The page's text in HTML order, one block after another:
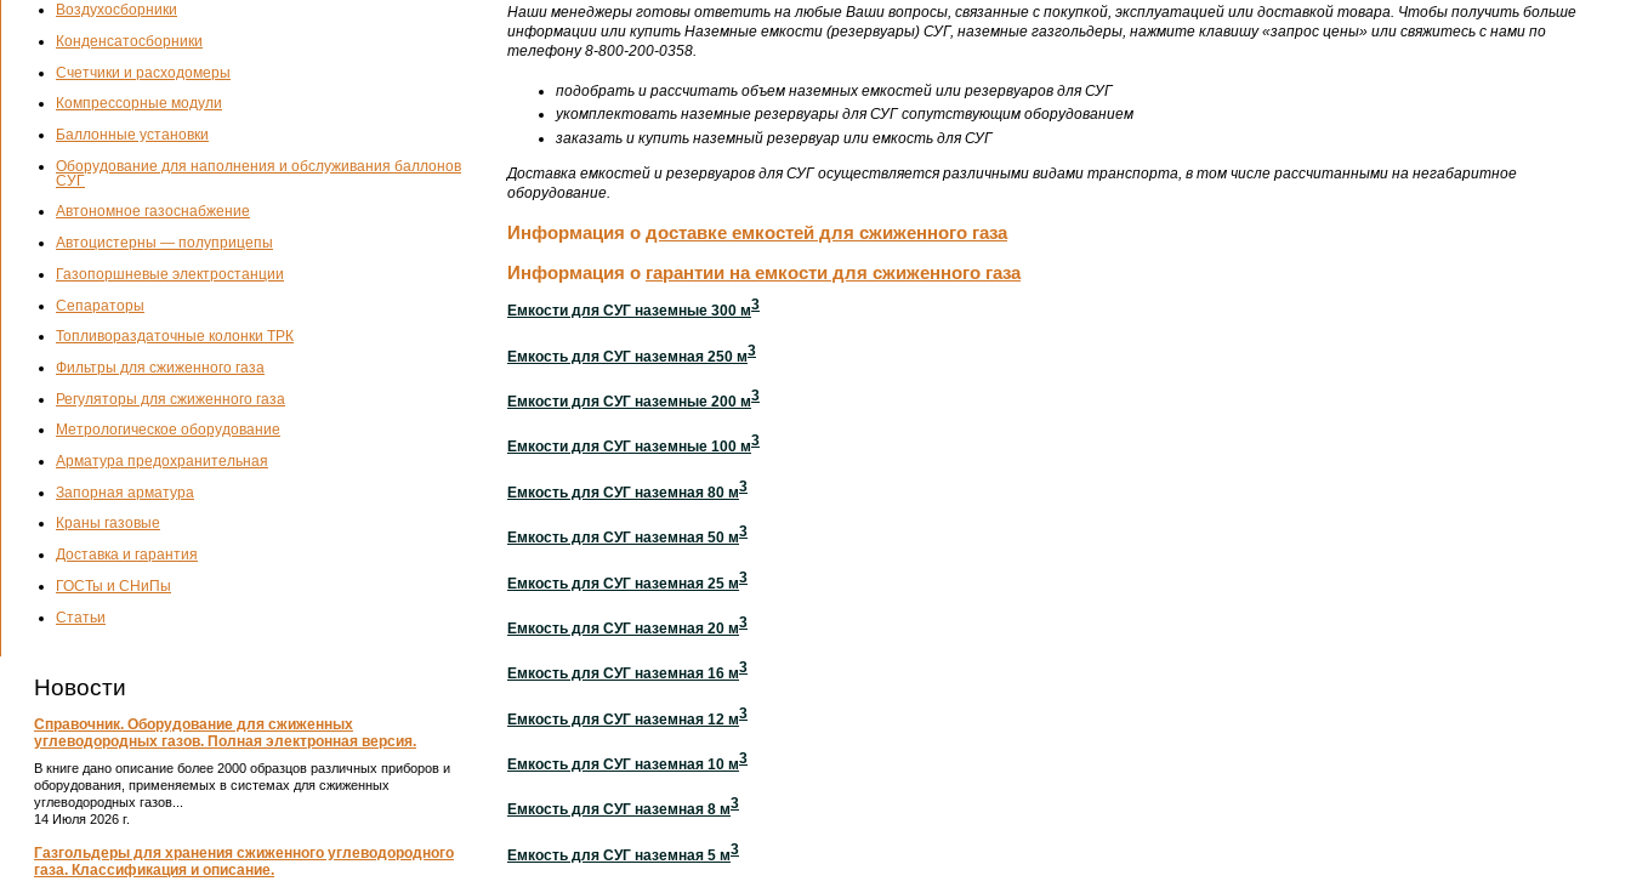
Воздухосборники
Конденсатосборники
Счетчики и расходомеры
Компрессорные модули
Баллонные установки
Оборудование для наполнения и обслуживания баллонов
СУГ
Автономное газоснабжение
Автоцистерны — полуприцепы
Газопоршневые электростанции
Сепараторы
Топливораздаточные колонки ТРК
Фильтры для сжиженного газа
Регуляторы для сжиженного газа
Метрологическое оборудование
Арматура предохранительная
Запорная арматура
Краны газовые
Доставка и гарантия
ГОСТы и СНиПы
Статьи
Новости
Справочник. Оборудование для сжиженных
углеводородных газов. Полная электронная версия.
В книге дано описание более 2000 образцов различных приборов и
оборудования, применяемых в системах для сжиженных
углеводородных газов...
14 Июля 2026 г.
Газгольдеры для хранения сжиженного углеводородного
газа. Классификация и описание.
Наши менеджеры готовы ответить на любые Ваши вопросы, связанные с покупкой, эксплуатацией или доставкой товара. Чтобы получить больше
информации или купить Наземные емкости (резервуары) СУГ, наземные газгольдеры, нажмите клавишу «запрос цены» или свяжитесь с нами по
телефону 8-800-200-0358.
подобрать и рассчитать объем наземных емкостей или резервуаров для СУГ
укомплектовать наземные резервуары для СУГ сопутствующим оборудованием
заказать и купить наземный резервуар или емкость для СУГ
Доставка емкостей и резервуаров для СУГ осуществляется различными видами транспорта, в том числе рассчитанными на негабаритное
оборудование.
Информация о доставке емкостей для сжиженного газа
Информация о гарантии на емкости для сжиженного газа
Емкости для СУГ наземные 300 м3
Емкость для СУГ наземная 250 м3
Емкости для СУГ наземные 200 м3
Емкости для СУГ наземные 100 м3
Емкость для СУГ наземная 80 м3
Емкость для СУГ наземная 50 м3
Емкость для СУГ наземная 25 м3
Емкость для СУГ наземная 20 м3
Емкость для СУГ наземная 16 м3
Емкость для СУГ наземная 12 м3
Емкость для СУГ наземная 10 м3
Емкость для СУГ наземная 8 м3
Емкость для СУГ наземная 5 м3